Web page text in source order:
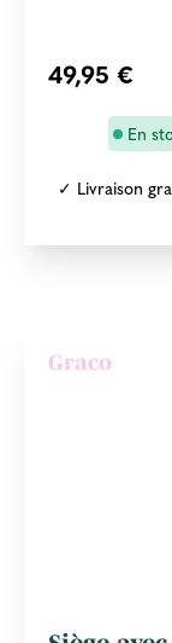
49,95 €
En
✓ Livraison
Graco